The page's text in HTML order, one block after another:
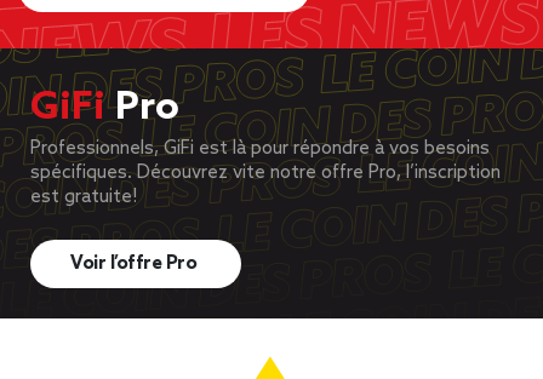
GiFiPro
Professionnels, GiFi est là pour répondre à vos besoins
spécifiques. Découvrez vite notre offre Pro, l’inscription
est gratuite!
Voir l’offre Pro